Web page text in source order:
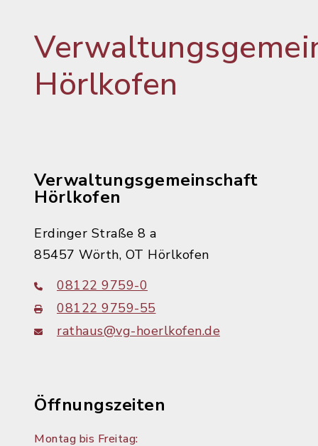
Hörlkofen
Verwaltungsgemeinschaft
Hörlkofen
Erdinger Straße 8 a
85457 Wörth, OT Hörlkofen
08122 9759-0
08122 9759-55
rathaus@vg-hoerlkofen.de
Öffnungszeiten
Montag bis Freitag: